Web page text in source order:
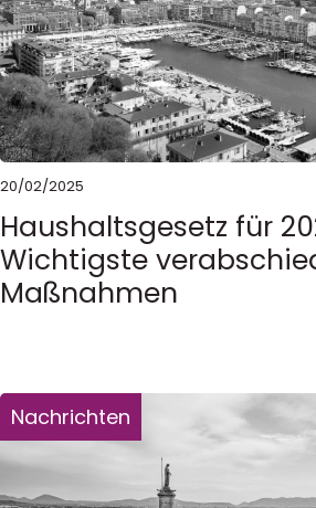
20/02/2025
Haushaltsgesetz für
Wichtigste
Maßnahmen
Nachrichten